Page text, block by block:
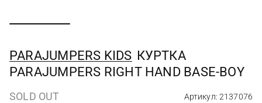
PARAJUMPERS KIDS КУРТКА
PARAJUMPERS RIGHT HAND BASE-BOY
SOLD OUT Артикул: 2137076